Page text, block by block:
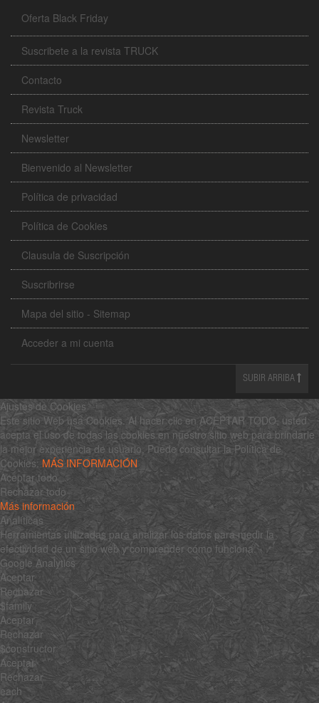
Oferta Black Friday
Suscribete a la revista TRUCK
Contacto
Revista Truck
Newsletter
Bienvenido al Newsletter
Política de privacidad
Política de Cookies
Clausula de Suscripción
Suscribrirse
Mapa del sitio - Sitemap
Acceder a mi cuenta
SUBIR ARRIBA
Ajustes de Cookies
Este sitio Web usa Cookies. Al hacer clic en ACEPTAR TODO, usted
acepta el uso de todas las cookies en nuestro sitio web para brindarle
la mejor experiencia de usuario. Puede consultar la Política de
Cookies: MÁS INFORMACIÓN
Aceptar todo
Rechazar todo
Más información
Analíticas
Herramientas utilizadas para analizar los datos para medir la
efectividad de un sitio web y comprender cómo funciona.
Google Analytics
Aceptar
Rechazar
$family
Aceptar
Rechazar
$constructor
Aceptar
Rechazar
each